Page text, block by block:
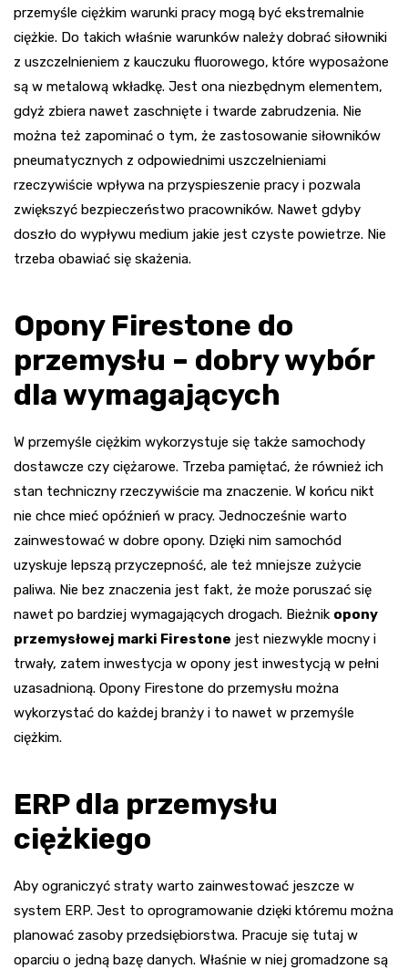
przemyśle ciężkim warunki pracy mogą być ekstremalnie
ciężkie. Do takich właśnie warunków należy dobrać siłowniki
z uszczelnieniem z kauczuku fluorowego, które wyposażone
są w metalową wkładkę. Jest ona niezbędnym elementem,
gdyż zbiera nawet zaschnięte i twarde zabrudzenia. Nie
można też zapominać o tym, że zastosowanie siłowników
pneumatycznych z odpowiednimi uszczelnieniami
rzeczywiście wpływa na przyspieszenie pracy i pozwala
zwiększyć bezpieczeństwo pracowników. Nawet gdyby
doszło do wypływu medium jakie jest czyste powietrze. Nie
trzeba obawiać się skażenia.
Opony Firestone do
przemysłu – dobry wybór
dla wymagających
W przemyśle ciężkim wykorzystuje się także samochody
dostawcze czy ciężarowe. Trzeba pamiętać, że również ich
stan techniczny rzeczywiście ma znaczenie. W końcu nikt
nie chce mieć opóźnień w pracy. Jednocześnie warto
zainwestować w dobre opony. Dzięki nim samochód
uzyskuje lepszą przyczepność, ale też mniejsze zużycie
paliwa. Nie bez znaczenia jest fakt, że może poruszać się
nawet po bardziej wymagających drogach. Bieżnik opony
przemysłowej marki Firestone jest niezwykle mocny i
trwały, zatem inwestycja w opony jest inwestycją w pełni
uzasadnioną. Opony Firestone do przemysłu można
wykorzystać do każdej branży i to nawet w przemyśle
ciężkim.
ERP dla przemysłu
ciężkiego
Aby ograniczyć straty warto zainwestować jeszcze w
system ERP. Jest to oprogramowanie dzięki któremu można
planować zasoby przedsiębiorstwa. Pracuje się tutaj w
oparciu o jedną bazę danych. Właśnie w niej gromadzone są